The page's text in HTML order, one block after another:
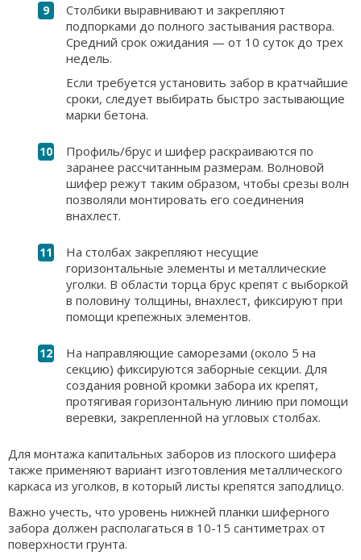
Столбики выравнивают и закрепляют
подпорками до полного застывания раствора.
Средний срок ожидания — от 10 суток до трех
недель.
Если требуется установить забор в кратчайшие
сроки, следует выбирать быстро застывающие
марки бетона.
Профиль/брус и шифер раскраиваются по
заранее рассчитанным размерам. Волновой
шифер режут таким образом, чтобы срезы волн
позволяли монтировать его соединения
внахлест.
На столбах закрепляют несущие
горизонтальные элементы и металлические
уголки. В области торца брус крепят с выборкой
в половину толщины, внахлест, фиксируют при
помощи крепежных элементов.
На направляющие саморезами (около 5 на
секцию) фиксируются заборные секции. Для
создания ровной кромки забора их крепят,
протягивая горизонтальную линию при помощи
веревки, закрепленной на угловых столбах.
Для монтажа капитальных заборов из плоского шифера
также применяют вариант изготовления металлического
каркаса из уголков, в который листы крепятся заподлицо.
Важно учесть, что уровень нижней планки шиферного
забора должен располагаться в 10-15 сантиметрах от
поверхности грунта.